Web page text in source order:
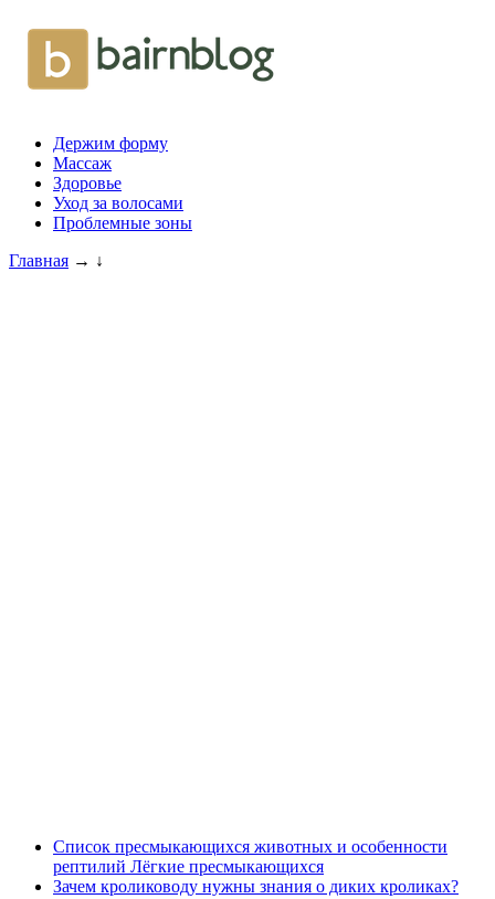
Держим форму
Массаж
Здоровье
Уход за волосами
Проблемные зоны
Главная → ↓
Список пресмыкающихся животных и особенности
рептилий Лёгкие пресмыкающихся
Зачем кролиководу нужны знания о диких кроликах?